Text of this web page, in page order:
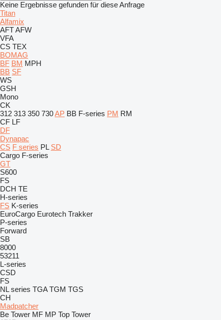
Keine Ergebnisse gefunden für diese Anfrage
Titan
Alfamix
AFTAFW
VFA
CS TEX
BOMAG
BF BM MPH
BB SF
WS
GSH
Mono
CK
312 313 350 730AP BB F-series PM RM
CF LF
DF
Dynapac
CS F series PL SD
Cargo F-series
GT
S600
FS
DCH TE
H-series
FS K-series
EuroCargo Eurotech Trakker
P-series
Forward
SB
8000
53211
L-series
CSD
FS
NL series TGA TGM TGS
CH
Madpatcher
Be Tower MF MP Top Tower